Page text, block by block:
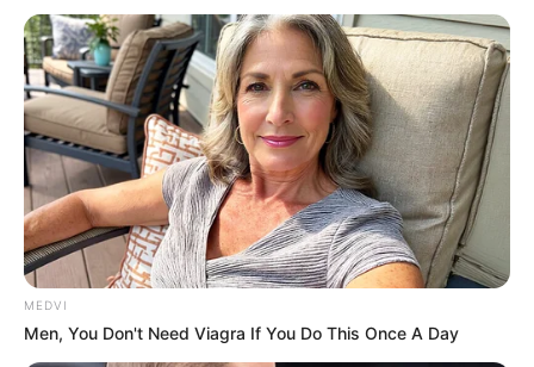
MEDVI
Men, You Don't Need Viagra If You Do This Once A Day